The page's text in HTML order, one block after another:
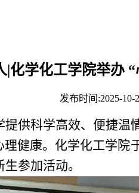
|化学化工学院举办
发布时间:2025-10-
供科学高效、便捷
健康。化学化工学
参加活动。